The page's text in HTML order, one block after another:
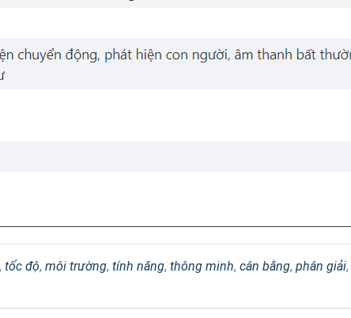
, tốc độ, môi trường, tính năng, thông minh, cân bằng, phân giải,